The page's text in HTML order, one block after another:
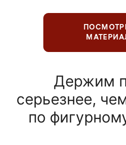
Держим
серьезнее,
по